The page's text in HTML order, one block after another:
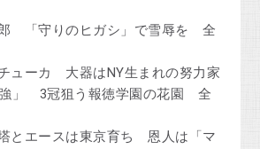
「守りのヒガシ」で雪辱を 全
ューカ 大器はNY生まれの努力家
強」 3冠狙う報徳学園の花園 全
とエースは東京育ち 恩人は「マ